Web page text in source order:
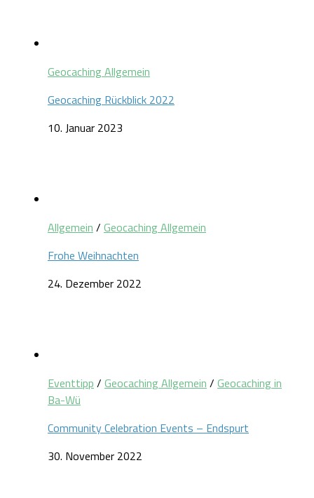
Geocaching Allgemein
Geocaching Rückblick 2022
10. Januar 2023
Allgemein / Geocaching Allgemein
Frohe Weihnachten
24. Dezember 2022
Eventtipp / Geocaching Allgemein / Geocaching in
Ba-Wü
Community Celebration Events – Endspurt
30. November 2022